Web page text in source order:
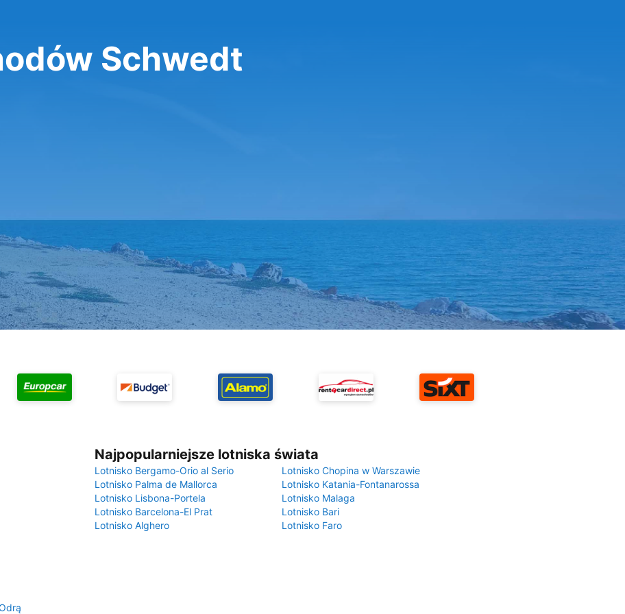
Schwedt
Najpopularniejsze lotniska świata
Lotnisko Bergamo-Orio al Serio
Lotnisko Chopina w Warszawie
Lotnisko Palma de Mallorca
Lotnisko Katania-Fontanarossa
Lotnisko Lisbona-Portela
Lotnisko Malaga
Lotnisko Barcelona-El Prat
Lotnisko Bari
Lotnisko Alghero
Lotnisko Faro